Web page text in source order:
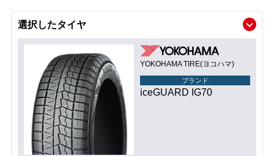
選択したタイヤ
YOKOHAMA TIRE(ヨコハマ)
ブランド
iceGUARD IG70